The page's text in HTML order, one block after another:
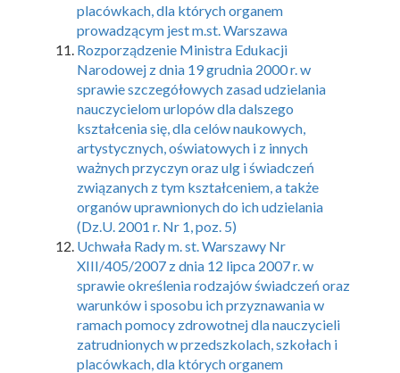
placówkach, dla których organem
prowadzącym jest m.st. Warszawa
Rozporządzenie Ministra Edukacji
Narodowej z dnia 19 grudnia 2000 r. w
sprawie szczegółowych zasad udzielania
nauczycielom urlopów dla dalszego
kształcenia się, dla celów naukowych,
artystycznych, oświatowych i z innych
ważnych przyczyn oraz ulg i świadczeń
związanych z tym kształceniem, a także
organów uprawnionych do ich udzielania
(Dz.U. 2001 r. Nr 1, poz. 5)
Uchwała Rady m. st. Warszawy Nr
XIII/405/2007 z dnia 12 lipca 2007 r. w
sprawie określenia rodzajów świadczeń oraz
warunków i sposobu ich przyznawania w
ramach pomocy zdrowotnej dla nauczycieli
zatrudnionych w przedszkolach, szkołach i
placówkach, dla których organem